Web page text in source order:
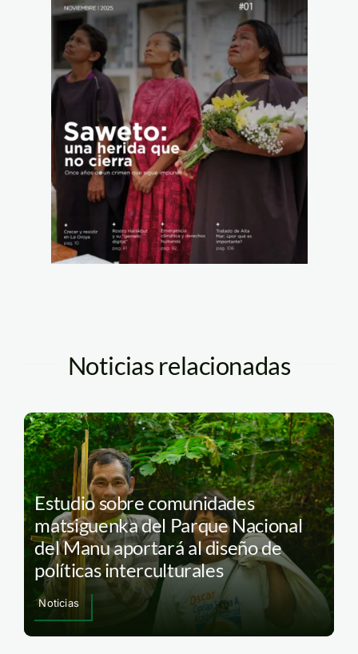
Noticias relacionadas
Estudio sobre comunidades
matsiguenka del Parque Nacional
del Manu aportará al diseño de
políticas interculturales
Noticias